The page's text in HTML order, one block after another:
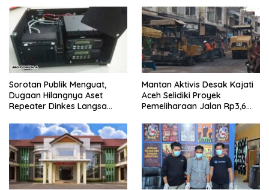
Sorotan Publik Menguat,
Dugaan Hilangnya Aset
Repeater Dinkes Langsa
Mantan Aktivis Desak Kajati
Aceh Selidiki Proyek
Pemeliharaan Jalan Rp3,6